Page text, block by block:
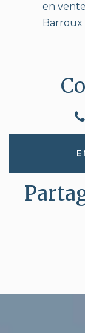
en
Barroux